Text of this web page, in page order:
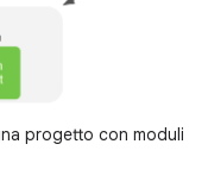
progetto con moduli